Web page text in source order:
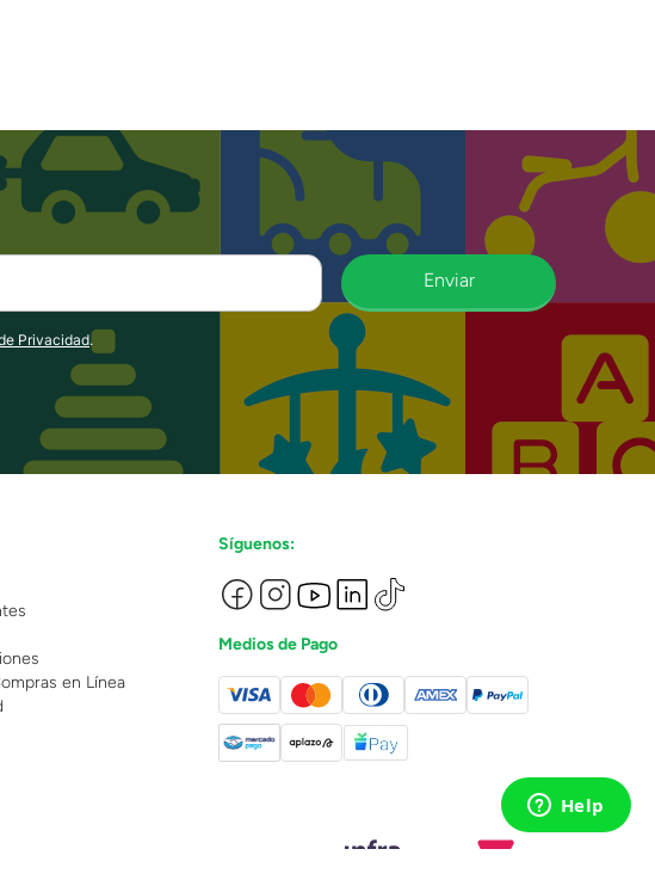
Enviar
Privacidad.
en Línea
Síguenos:
Medios de Pago